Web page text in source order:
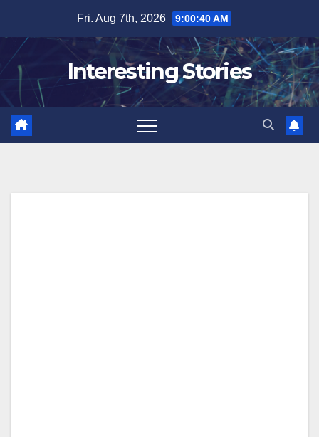
content
Fri. Aug 7th, 2026 9:00:41 AM
Interesting Stories